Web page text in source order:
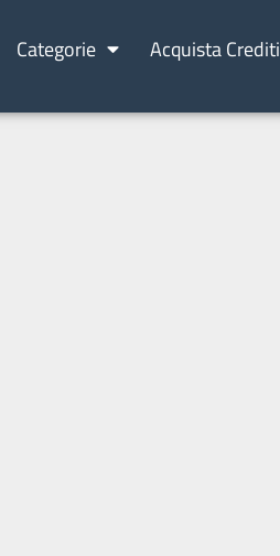
Categorie Acquista Crediti